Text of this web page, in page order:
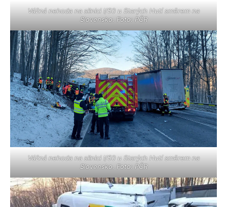
Vážná nehoda na silnici I/50 u Starých Hutí směrem na
Slovensko. Foto: PČR
Vážná nehoda na silnici I/50 u Starých Hutí směrem na
Slovensko. Foto: PČR